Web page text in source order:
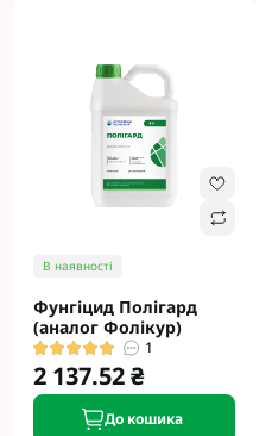
В наявності
Фунгіцид Полігард
(аналог Фолікур)
1
2 137.52 ₴
До кошика